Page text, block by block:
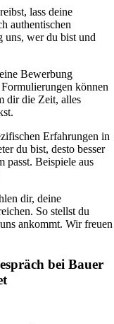
lass deine
authentischen
uns, wer du bist und
Bewerbung
können
dir die Zeit, alles
Erfahrungen in
du bist, desto besser
passt. Beispiele aus
dir, deine
So stellst du
ankommt. Wir freuen
bei Bauer